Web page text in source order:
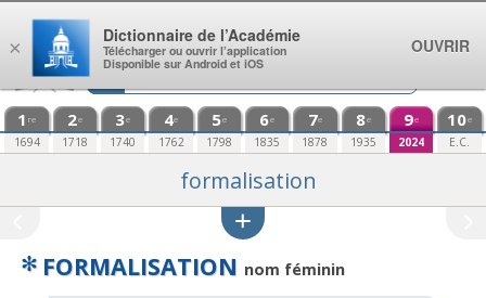
Aller au contenu
1 re
1694
2e
1718
3e
1740
4e
1762
5e
1798
6e
1835
7e
1878
8e
1935
9e
2024
10e
E.C.
formalisation
✻ FORMALISATION nom féminin
×
Dictionnaire de l’Académie
Télécharger ou ouvrir l’application
Disponible sur Android et iOS
OUVRIR